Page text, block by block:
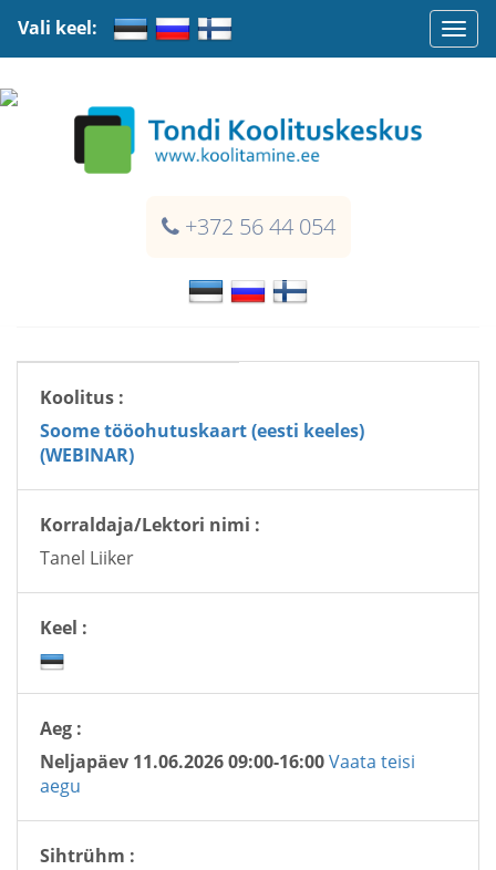
+372 56 44 054
Vali keel:
Koolitus :
Soome tööohutuskaart (eesti keeles)
(WEBINAR)
Korraldaja/Lektori nimi :
Tanel Liiker
Keel :
Aeg :
Neljapäev 11.06.2026 09:00-16:00Vaata teisi
aegu
Sihtrühm :